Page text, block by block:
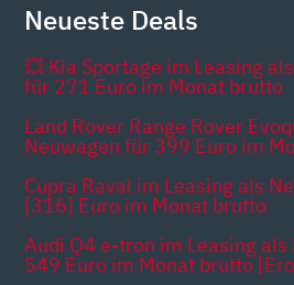
Neueste Deals
💥 Kia Sportage im Leasing
für 271 Euro im Monat brutto
Land Rover Range Rover
Neuwagen für 399 Euro im
Cupra Raval im Leasing als
[316] Euro im Monat brutto
Audi Q4 e-tron im Leasing
549 Euro im Monat brutto